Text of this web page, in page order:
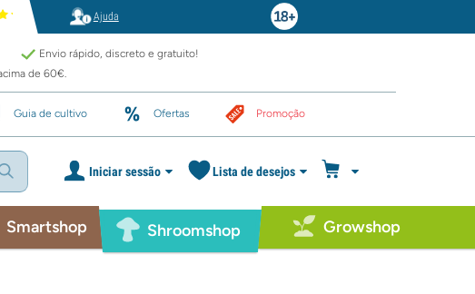
Ajuda
Envio rápido, discreto e gratuito!
de 60€.
Guia de cultivo Ofertas Promoção
Iniciar sessão Lista de desejos
Smartshop Shroomshop Growshop